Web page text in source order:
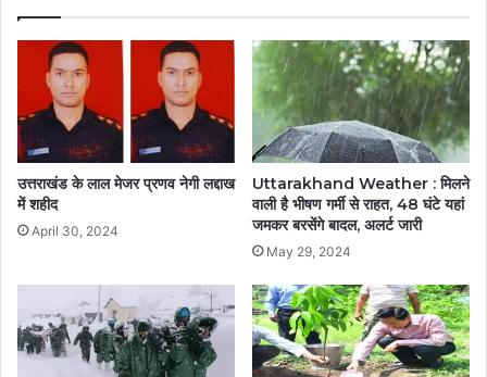
उत्तराखंड के लाल मेजर प्रणव नेगी लद्दाख
में शहीद
April 30, 2024
Uttarakhand Weather : मिलने
वाली है भीषण गर्मी से राहत, 48 घंटे यहां
जमकर बरसेंगे बादल, अलर्ट जारी
May 29, 2024